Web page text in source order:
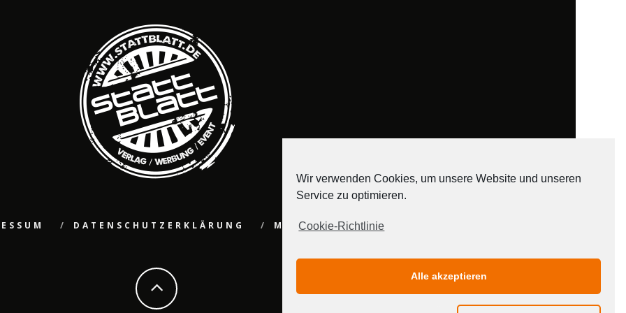
DATENSCHUTZERKLÄRUNG MEDIADATEN
Wir verwenden Cookies, um unsere Website und unseren
Service zu optimieren.
Cookie-Richtlinie
Alle akzeptieren